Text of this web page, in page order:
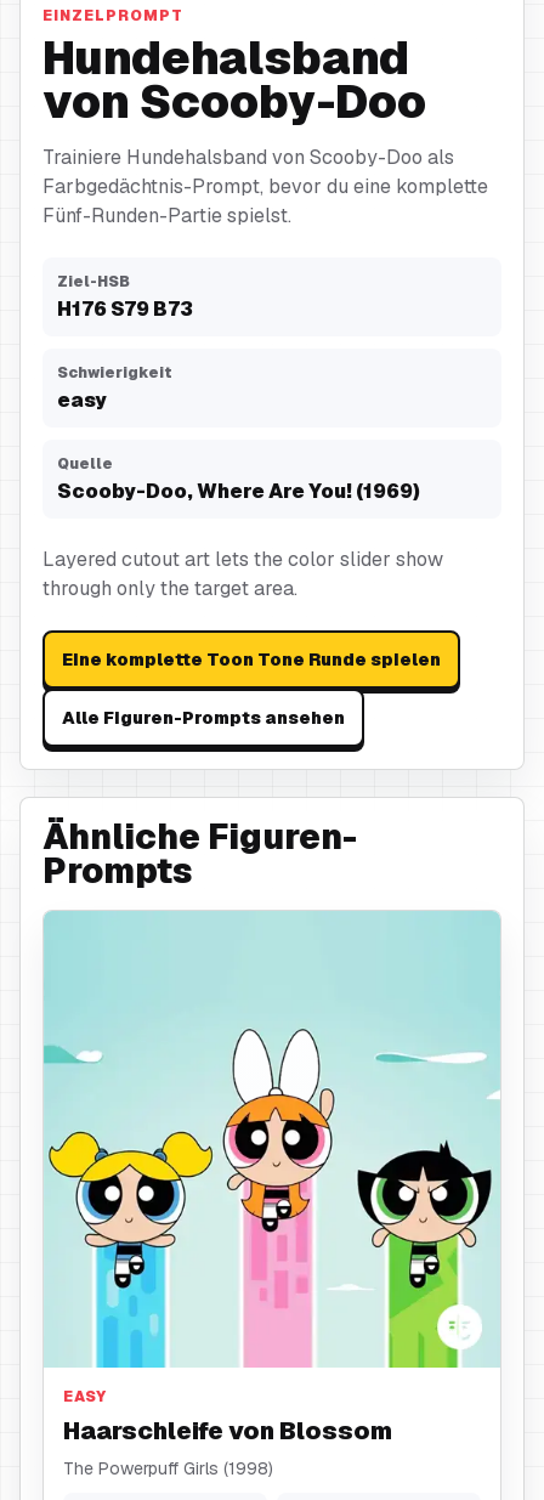
EINZELPROMPT
Hundehalsband
von Scooby-Doo
Trainiere Hundehalsband von Scooby-Doo als
Farbgedächtnis-Prompt, bevor du eine komplette
Fünf-Runden-Partie spielst.
Ziel-HSB
H176S79B73
Schwierigkeit
easy
Quelle
Scooby-Doo, Where Are You! (1969)
Layered cutout art lets the color slider show
through only the target area.
Eine komplette Toon Tone Runde spielen
Alle Figuren-Prompts ansehen
Ähnliche Figuren-
Prompts
Haarschleife
EASY
Haarschleife von Blossom
The Powerpuff Girls (1998)